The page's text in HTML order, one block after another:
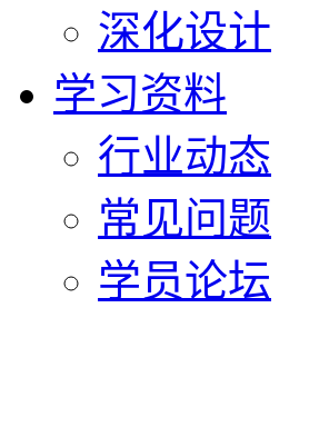
深化设计
学习资料
行业动态
常见问题
学员论坛